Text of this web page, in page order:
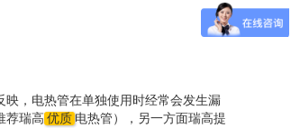
，电热管在单独使用时经常会发生漏
荐瑞高 优质 电热管），另一方面瑞高提